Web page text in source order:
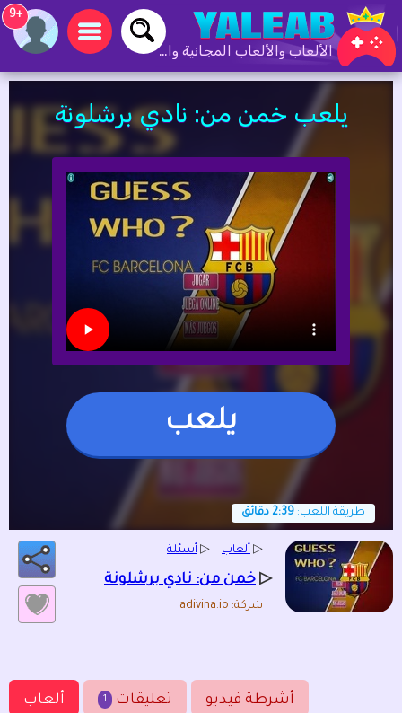
الألعاب والألعاب المجانية والألعاب عبر الإنترنت
+9
يلعب خمن من: نادي برشلونة
يلعب
طريقة اللعب: 2:39 دقائق
▷ ألعاب ▷ أسئلة
▷ خمن من: نادي برشلونة
شركة: adivina.io
ألعاب 1 تعليقات أشرطة فيديو